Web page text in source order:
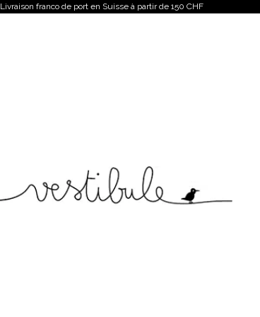
Livraison franco de port en Suisse à partir de 150 CHF